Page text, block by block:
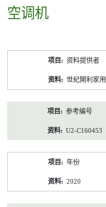
空调机
资料提供者
世紀開利家
参考编号
U2-C160453
年份
2020